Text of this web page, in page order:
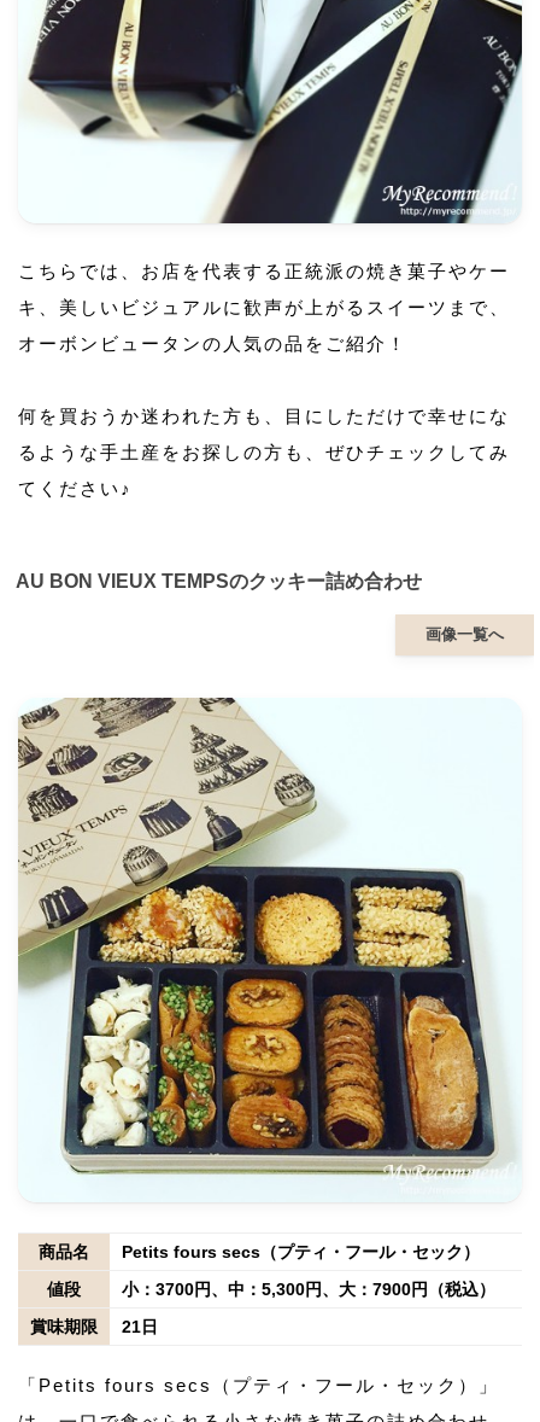
こちらでは、お店を代表する正統派の焼き菓子やケー
キ、美しいビジュアルに歓声が上がるスイーツまで、
オーボンビュータンの人気の品をご紹介！
何を買おうか迷われた方も、目にしただけで幸せにな
るような手土産をお探しの方も、ぜひチェックしてみ
てください♪
AU BON VIEUX TEMPSのクッキー詰め合わせ
画像一覧へ
商品名
Petits fours secs（プティ・フール・セック）
値段
小：3700円、中：5,300円、大：7900円（税込）
賞味期限
21日
「Petits fours secs（プティ・フール・セック）」